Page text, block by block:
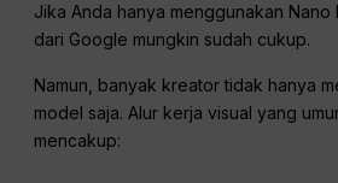
Jika Anda hanya menggunakan Nano
dari Google mungkin sudah cukup.
Namun, banyak kreator tidak hanya
model saja. Alur kerja visual yang
mencakup: